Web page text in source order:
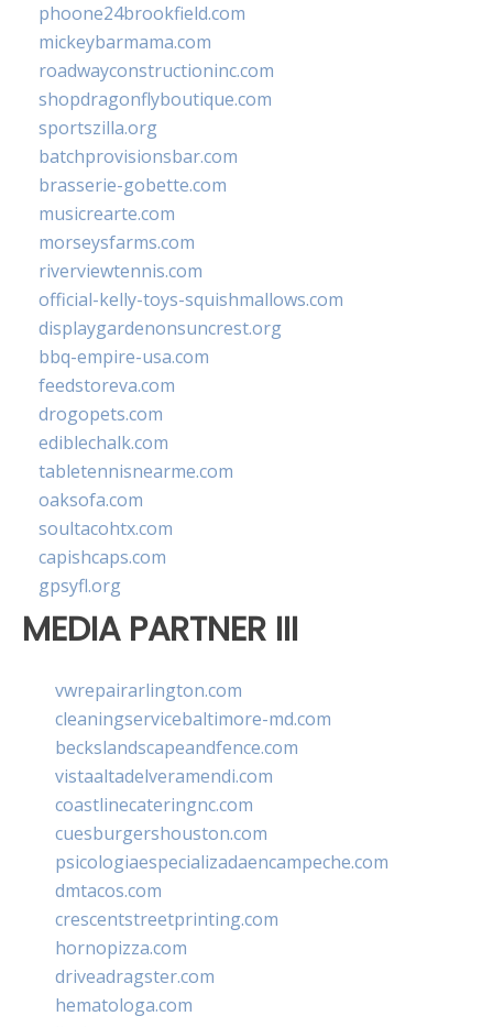
phoone24brookfield.com
mickeybarmama.com
roadwayconstructioninc.com
shopdragonflyboutique.com
sportszilla.org
batchprovisionsbar.com
brasserie-gobette.com
musicrearte.com
morseysfarms.com
riverviewtennis.com
official-kelly-toys-squishmallows.com
displaygardenonsuncrest.org
bbq-empire-usa.com
feedstoreva.com
drogopets.com
ediblechalk.com
tabletennisnearme.com
oaksofa.com
soultacohtx.com
capishcaps.com
gpsyfl.org
MEDIA PARTNER III
vwrepairarlington.com
cleaningservicebaltimore-md.com
beckslandscapeandfence.com
vistaaltadelveramendi.com
coastlinecateringnc.com
cuesburgershouston.com
psicologiaespecializadaencampeche.com
dmtacos.com
crescentstreetprinting.com
hornopizza.com
driveadragster.com
hematologa.com